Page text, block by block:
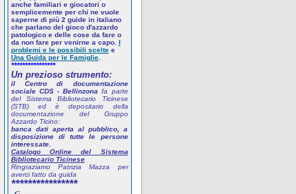
anche familiari e giocatori o
semplicemente per chi ne vuole
saperne di più 2 guide in italiano
che parlano del gioco d'azzardo
patologicoe delle cose da fare o
da non fare per venirne a capo. I
problemi e le possibili sceltee
Una Guida per le Famiglie.
****************
Un prezioso strumento:
il Centro di documentazione
sociale CDS - Bellinzonafa parte
del Sistema Bibliotecario Ticinese
(STB) ed è depositario della
documentazione del Gruppo
Azzardo Ticino:
banca dati aperta al pubblico, a
disposizione di tutte le persone
interessate.
Catalogo Online del Sistema
Bibliotecario Ticinese
Ringraziamo Patrizia Mazza per
averci fatto da guida
****************